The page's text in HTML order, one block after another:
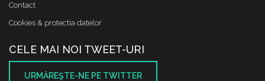
Contact
Cookies & protectia datelor
CELE MAI NOI TWEET-URI
URMĂREŞTE-NE PE TWITTER